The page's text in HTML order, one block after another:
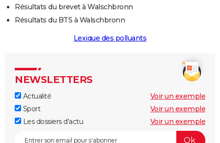
Résultats du brevet à Walschbronn
Résultats du BTS à Walschbronn
Lexique des polluants
NEWSLETTERS
Actualité
Voir un exemple
Sport
Voir un exemple
Les dossiers d'actu
Voir un exemple